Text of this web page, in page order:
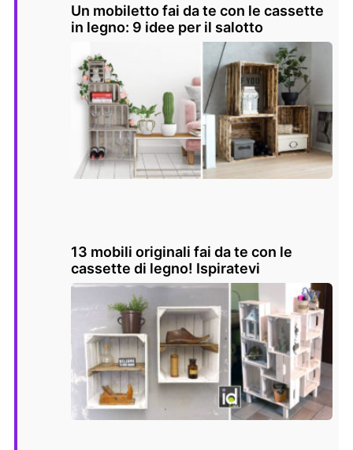
Un mobiletto fai da te con le cassette
in legno: 9 idee per il salotto
13 mobili originali fai da te con le
cassette di legno! Ispiratevi